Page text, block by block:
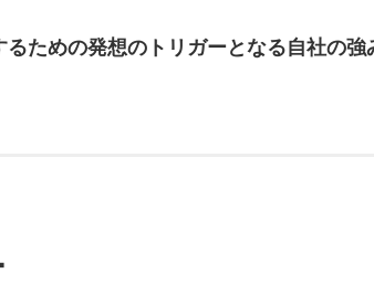
ための発想のトリガーとなる自社の強